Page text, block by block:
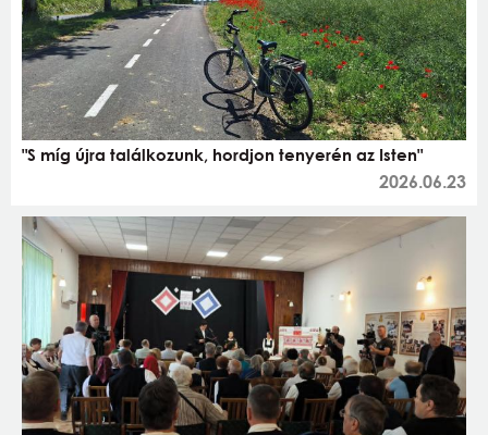
"S míg újra találkozunk, hordjon tenyerén az Isten"
2026.06.23